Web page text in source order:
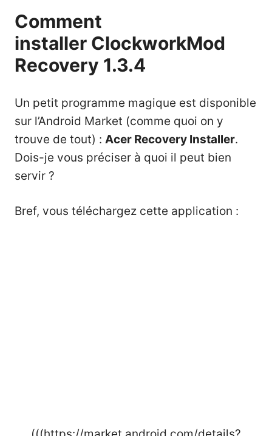
Comment
installer ClockworkMod
Recovery 1.3.4
Un petit programme magique est disponible
sur l’Android Market (comme quoi on y
trouve de tout) : Acer Recovery Installer.
Dois-je vous préciser à quoi il peut bien
servir ?
Bref, vous téléchargez cette application :